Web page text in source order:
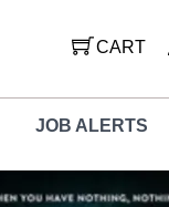
CART
JOB ALERTS